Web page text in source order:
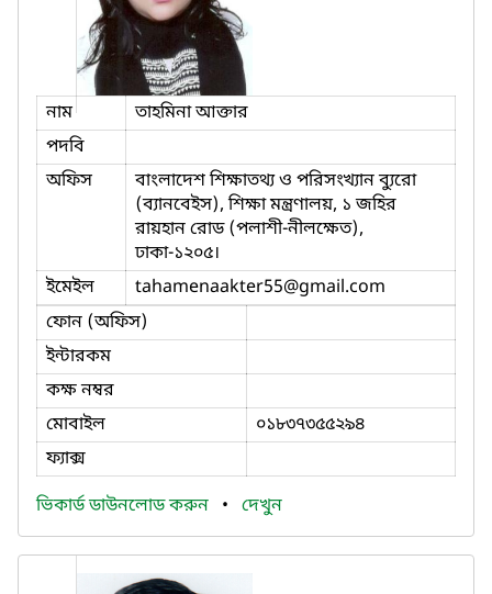
নাম
তাহমিনা আক্তার
পদবি
অফিস
বাংলাদেশ শিক্ষাতথ্য ও পরিসংখ্যান ব্যুরো
(ব্যানবেইস), শিক্ষা মন্ত্রণালয়, ১ জহির
রায়হান রোড (পলাশী-নীলক্ষেত),
ঢাকা-১২০৫।
ইমেইল
tahamenaakter55@gmail.com
ফোন (অফিস)
ইন্টারকম
কক্ষ নম্বর
মোবাইল
০১৮৩৭৩৫৫২৯৪
ফ্যাক্স
ভিকার্ড ডাউনলোড করুন • দেখুন